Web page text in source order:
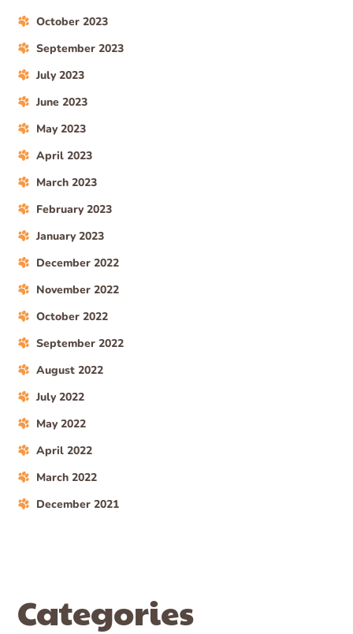
October 2023
September 2023
July 2023
June 2023
May 2023
April 2023
March 2023
February 2023
January 2023
December 2022
November 2022
October 2022
September 2022
August 2022
July 2022
May 2022
April 2022
March 2022
December 2021
Categories